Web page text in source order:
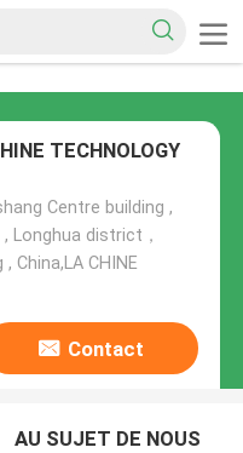
TECHNOLOGY
Centre building ,
Longhua district，
China,LA CHINE
Contact
AU SUJET DE NOUS